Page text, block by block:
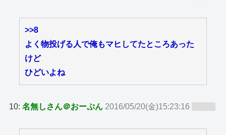
>>8
よく物投げる人で俺もマヒしてたところあった
けど
ひどいよね
10:名無しさん＠おーぷん 2016/05/20(金)15:23:16